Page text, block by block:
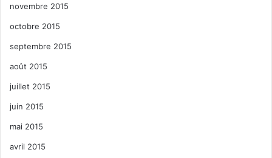
novembre 2015
octobre 2015
septembre 2015
août 2015
juillet 2015
juin 2015
mai 2015
avril 2015